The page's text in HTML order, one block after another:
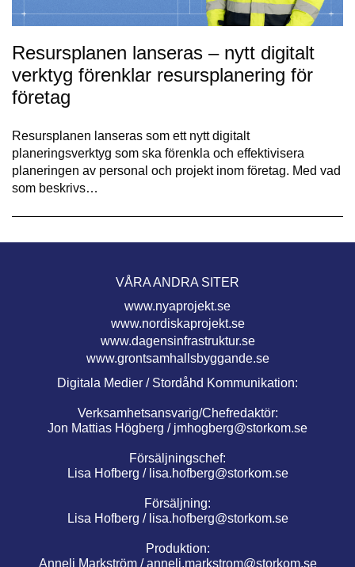
Resursplanen lanseras – nytt digitalt
verktyg förenklar resursplanering för
företag
Resursplanen lanseras som ett nytt digitalt
planeringsverktyg som ska förenkla och effektivisera
planeringen av personal och projekt inom företag. Med vad
som beskrivs…
VÅRA ANDRA SITER
www.nyaprojekt.se
www.nordiskaprojekt.se
www.dagensinfrastruktur.se
www.grontsamhallsbyggande.se
Digitala Medier / Stordåhd Kommunikation:
Verksamhetsansvarig/Chefredaktör:
Jon Mattias Högberg / jmhogberg@storkom.se
Försäljningschef:
Lisa Hofberg / lisa.hofberg@storkom.se
Försäljning:
Lisa Hofberg / lisa.hofberg@storkom.se
Produktion:
Anneli Markström /anneli.markstrom@storkom.se